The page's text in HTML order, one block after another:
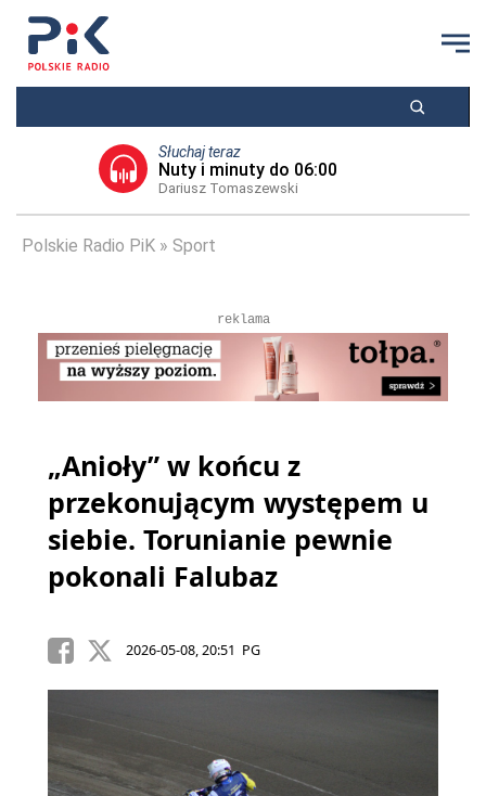
Słuchaj teraz
Nuty i minuty do 06:00
Dariusz Tomaszewski
Polskie Radio PiK Sport
reklama
„Anioły” w końcu z
przekonującym występem u
siebie. Torunianie pewnie
pokonali Falubaz
2026-05-08, 20:51 PG